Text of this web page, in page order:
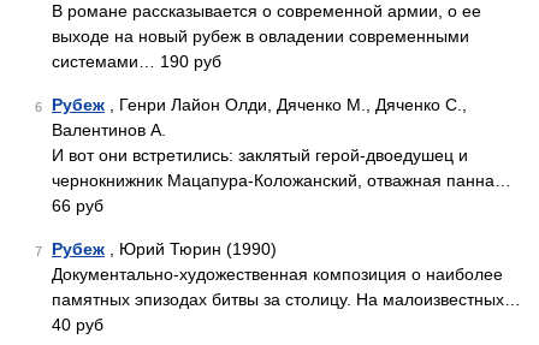
В романе рассказывается о современной армии, о ее
выходе на новый рубеж в овладении современными
системами… 190 руб
6 Рубеж , Генри Лайон Олди, Дяченко М., Дяченко С.,
Валентинов А.
И вот они встретились: заклятый герой-двоедушец и
чернокнижник Мацапура-Коложанский, отважная панна…
66 руб
7 Рубеж , Юрий Тюрин (1990)
Документально-художественная композиция о наиболее
памятных эпизодах битвы за столицу. На малоизвестных…
40 руб